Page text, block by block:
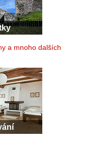
a mnoho dalších